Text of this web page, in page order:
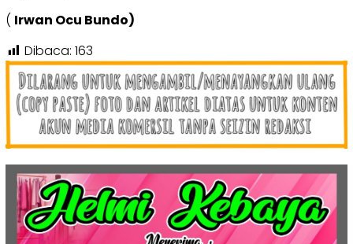
( Irwan Ocu Bundo)
Dibaca: 163